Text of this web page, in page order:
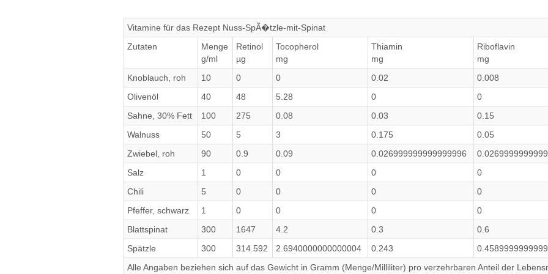
Vitamine für das Rezept Nuss-SpÃ�tzle-mit-Spinat
Zutaten
Menge
g/ml
Retinol
µg
Tocopherol
mg
Thiamin
mg
Riboflavin
mg
Knoblauch, roh
10 0 0 0.02
0.008
Olivenöl
40 48 5.28 0
0
Sahne, 30% Fett
100 275 0.08 0.03
0.15
Walnuss
50 5 3 0.175
0.05
Zwiebel, roh
90 0.9 0.09 0.026999999999999996
Salz
1 0 0 0
0
Chili
5 0 0 0
0
Pfeffer, schwarz
1 0 0 0
0
Blattspinat
300 1647 4.2 0.3
0.6
Spätzle
300 314.592 2.6940000000000004 0.243
Alle Angaben beziehen sich auf das Gewicht in Gramm (Menge/Milliliter) pro verzehrbaren Anteil der